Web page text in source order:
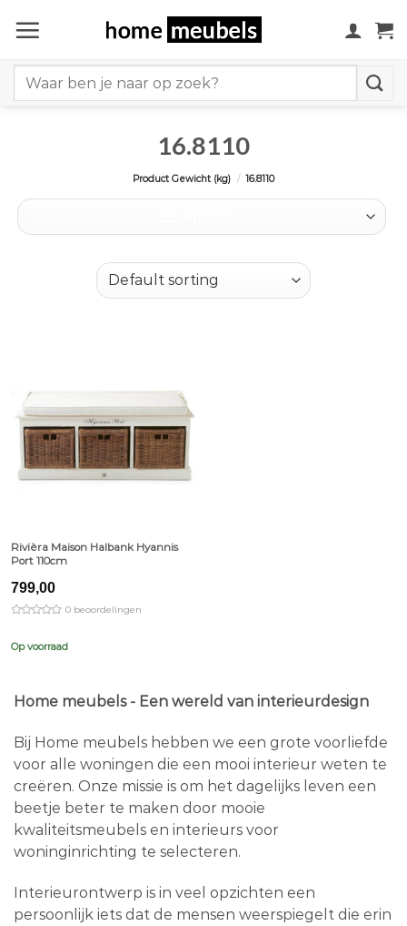
naar
for:
16.8110
Product Gewicht (kg) / 16.8110
Rivièra Maison Halbank Hyannis
Port 110cm
799,00
0 beoordelingen
Op voorraad
Home meubels - Een wereld van interieurdesign
Bij Home meubels hebben we een grote voorliefde
voor alle woningen die een mooi interieur weten te
creëren. Onze missie is om het dagelijks leven een
beetje beter te maken door mooie
kwaliteitsmeubels en interieurs voor
woninginrichting te selecteren.
Interieurontwerp is in veel opzichten een
persoonlijk iets dat de mensen weerspiegelt die erin